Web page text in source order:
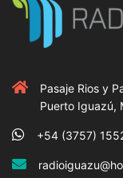
Pasaje Rios y
Puerto Iguazú,
+54 (3757)